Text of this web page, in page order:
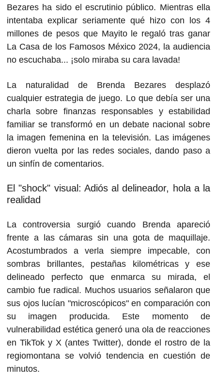
Bezares ha sido el escrutinio público. Mientras ella
intentaba explicar seriamente qué hizo con los 4
millones de pesos que Mayito le regaló tras ganar
La Casa de los Famosos México 2024, la audiencia
no escuchaba... ¡solo miraba su cara lavada!
La naturalidad de Brenda Bezares desplazó
cualquier estrategia de juego. Lo que debía ser una
charla sobre finanzas responsables y estabilidad
familiar se transformó en un debate nacional sobre
la imagen femenina en la televisión. Las imágenes
dieron vuelta por las redes sociales, dando paso a
un sinfín de comentarios.
El "shock" visual: Adiós al delineador, hola a la
realidad
La controversia surgió cuando Brenda apareció
frente a las cámaras sin una gota de maquillaje.
Acostumbrados a verla siempre impecable, con
sombras brillantes, pestañas kilométricas y ese
delineado perfecto que enmarca su mirada, el
cambio fue radical. Muchos usuarios señalaron que
sus ojos lucían "microscópicos" en comparación con
su imagen producida. Este momento de
vulnerabilidad estética generó una ola de reacciones
en TikTok y X (antes Twitter), donde el rostro de la
regiomontana se volvió tendencia en cuestión de
minutos.